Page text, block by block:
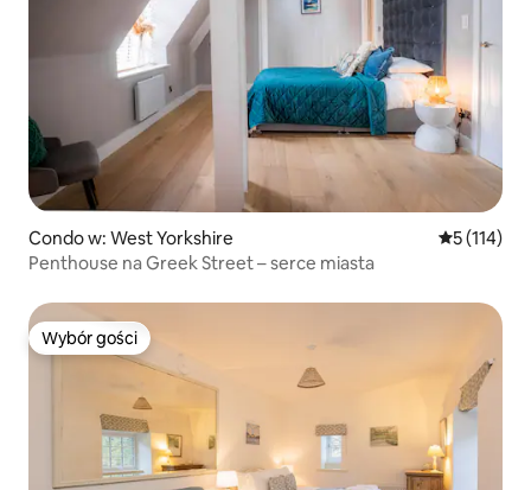
Condo w: West Yorkshire Średnia
5 (114)
Penthouse na Greek Street – serce miasta
Wybór gości
Wybór gości